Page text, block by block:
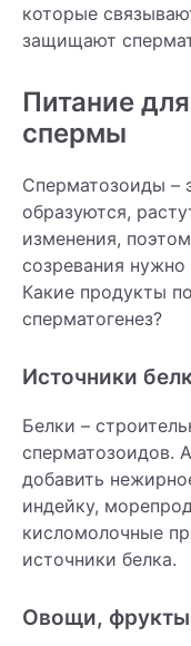
которые
защищают
Питание
спермы
Сперматозоиды –
образуются,
изменения,
созревания
Какие продукты
сперматогенез?
Источники
Белки –
сперматозоидов.
добавить
индейку,
кисломолочные
источники белка.
Овощи,